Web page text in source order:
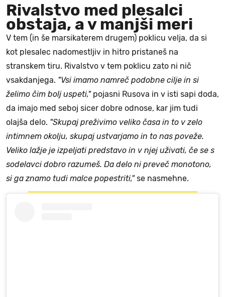
Rivalstvo med plesalci
obstaja, a v manjši meri
V tem (in še marsikaterem drugem) poklicu velja, da si
kot plesalec nadomestljiv in hitro pristaneš na
stranskem tiru. Rivalstvo v tem poklicu zato ni nič
vsakdanjega. "Vsi imamo namreč podobne cilje in si
želimo čim bolj uspeti,"pojasni Rusova in v isti sapi doda,
da imajo med seboj sicer dobre odnose, kar jim tudi
olajša delo. "Skupaj preživimo veliko časa in to v zelo
intimnem okolju, skupaj ustvarjamo in to nas poveže.
Veliko lažje je izpeljati predstavo in v njej uživati, če se s
sodelavci dobro razumeš. Da delo ni preveč monotono,
si ga znamo tudi malce popestriti,"se nasmehne.